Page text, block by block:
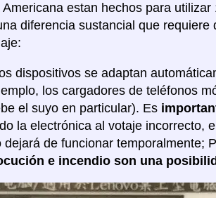
estan hechos para
diferencia sustancial que requiere
dispositivos se adaptan
los cargadores de teléfonos
el suyo en particular). Es
la electrónica al votaje incorrecto,
de funcionar temporalmente;
e incendio son una